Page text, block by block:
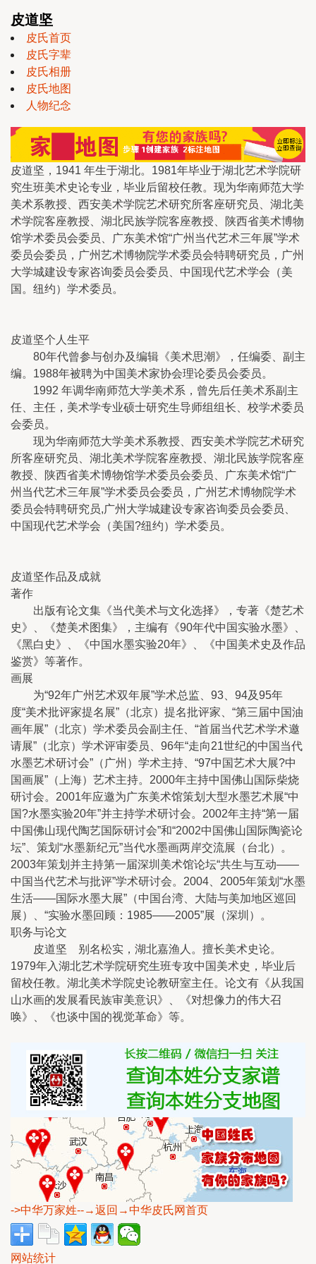
皮道坚
皮氏首页
皮氏字辈
皮氏相册
皮氏地图
人物纪念
皮道坚，1941 年生于湖北。1981年毕业于湖北艺术学院研
究生班美术史论专业，毕业后留校任教。现为华南师范大学
美术系教授、西安美术学院艺术研究所客座研究员、湖北美
术学院客座教授、湖北民族学院客座教授、陕西省美术博物
馆学术委员会委员、广东美术馆“广州当代艺术三年展”学术
委员会委员，广州艺术博物院学术委员会特聘研究员，广州
大学城建设专家咨询委员会委员、中国现代艺术学会（美
国。纽约）学术委员。
皮道坚个人生平
80年代曾参与创办及编辑《美术思潮》，任编委、副主
编。1988年被聘为中国美术家协会理论委员会委员。
1992 年调华南师范大学美术系，曾先后任美术系副主
任、主任，美术学专业硕士研究生导师组组长、校学术委员
会委员。
现为华南师范大学美术系教授、西安美术学院艺术研究
所客座研究员、湖北美术学院客座教授、湖北民族学院客座
教授、陕西省美术博物馆学术委员会委员、广东美术馆“广
州当代艺术三年展”学术委员会委员，广州艺术博物院学术
委员会特聘研究员,广州大学城建设专家咨询委员会委员、
中国现代艺术学会（美国?纽约）学术委员。
皮道坚作品及成就
著作
出版有论文集《当代美术与文化选择》，专著《楚艺术
史》、《楚美术图集》，主编有《90年代中国实验水墨》、
《黑白史》、《中国水墨实验20年》、《中国美术史及作品
鉴赏》等著作。
画展
为“92年广州艺术双年展”学术总监、93、94及95年
度“美术批评家提名展”（北京）提名批评家、“第三届中国油
画年展”（北京）学术委员会副主任、“首届当代艺术学术邀
请展”（北京）学术评审委员、96年“走向21世纪的中国当代
水墨艺术研讨会”（广州）学术主持、“97中国艺术大展?中
国画展”（上海）艺术主持。2000年主持中国佛山国际柴烧
研讨会。2001年应邀为广东美术馆策划大型水墨艺术展“中
国?水墨实验20年”并主持学术研讨会。2002年主持“第一届
中国佛山现代陶艺国际研讨会”和“2002中国佛山国际陶瓷论
坛”、策划“水墨新纪元”当代水墨画两岸交流展（台北）。
2003年策划并主持第一届深圳美术馆论坛“共生与互动——
中国当代艺术与批评”学术研讨会。2004、2005年策划“水墨
生活——国际水墨大展”（中国台湾、大陆与美加地区巡回
展）、“实验水墨回顾：1985——2005”展（深圳）。
职务与论文
皮道坚 别名松实，湖北嘉渔人。擅长美术史论。
1979年入湖北艺术学院研究生班专攻中国美术史，毕业后
留校任教。湖北美术学院史论教研室主任。论文有《从我国
山水画的发展看民族审美意识》、《对想像力的伟大召
唤》、《也谈中国的视觉革命》等。
->中华万家姓--→返回→中华皮氏网首页
网站统计